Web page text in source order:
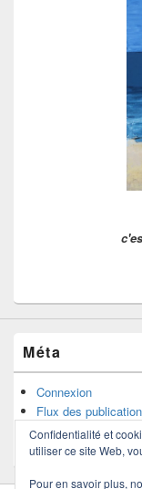
Méta
Connexion
Flux des
Flux des
Site de WordPress-
Confidentialité et
utiliser ce site Web,
Pour en savoir plus,